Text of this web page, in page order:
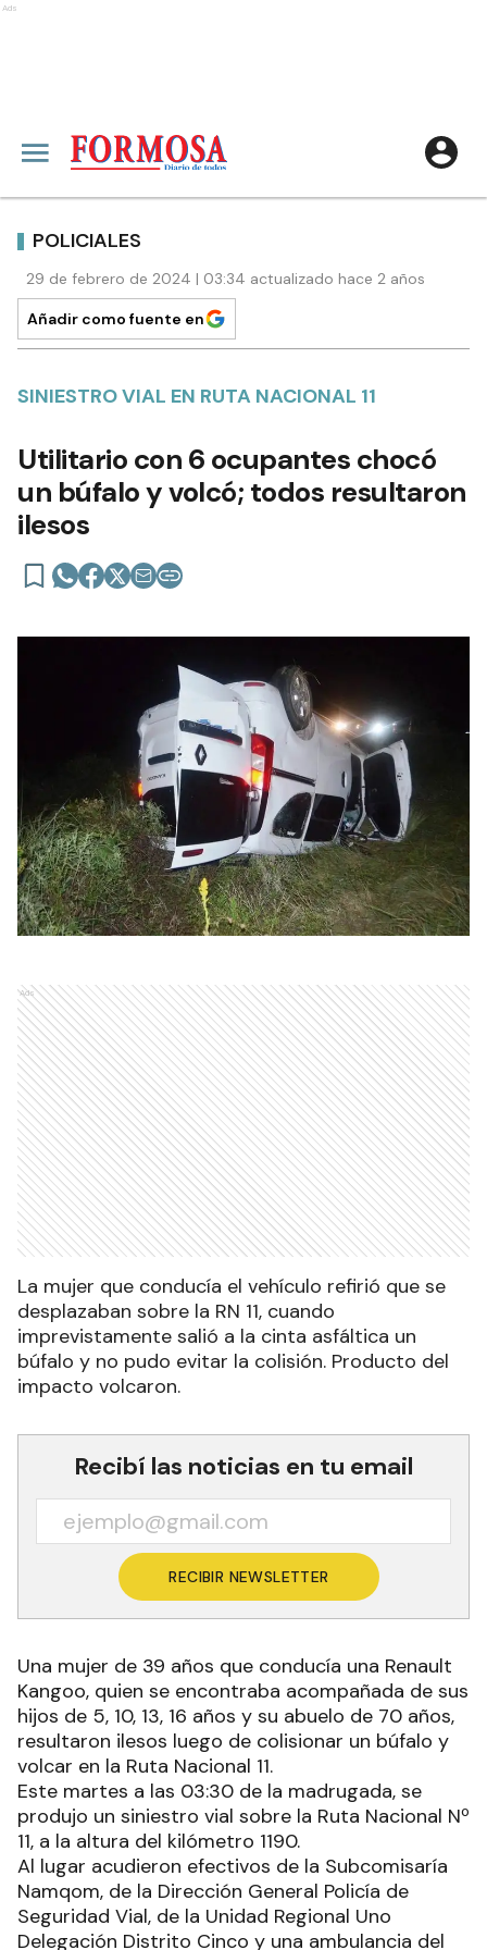
Ads
POLICIALES
29 de febrero de 2024 | 03:34 actualizado hace 2 años
Añadir como fuente en
SINIESTRO VIAL EN RUTA NACIONAL 11
Utilitario con 6 ocupantes chocó
un búfalo y volcó; todos resultaron
ilesos
Ads
La mujer que conducía el vehículo refirió que se
desplazaban sobre la RN 11, cuando
imprevistamente salió a la cinta asfáltica un
búfalo y no pudo evitar la colisión. Producto del
impacto volcaron.
Recibí las noticias en tu email
RECIBIR NEWSLETTER
Una mujer de 39 años que conducía una Renault
Kangoo, quien se encontraba acompañada de sus
hijos de 5, 10, 13, 16 años y su abuelo de 70 años,
resultaron ilesos luego de colisionar un búfalo y
volcar en la Ruta Nacional 11.
Este martes a las 03:30 de la madrugada, se
produjo un siniestro vial sobre la Ruta Nacional Nº
11, a la altura del kilómetro 1190.
Al lugar acudieron efectivos de la Subcomisaría
Namqom, de la Dirección General Policía de
Seguridad Vial, de la Unidad Regional Uno
Delegación Distrito Cinco y una ambulancia del